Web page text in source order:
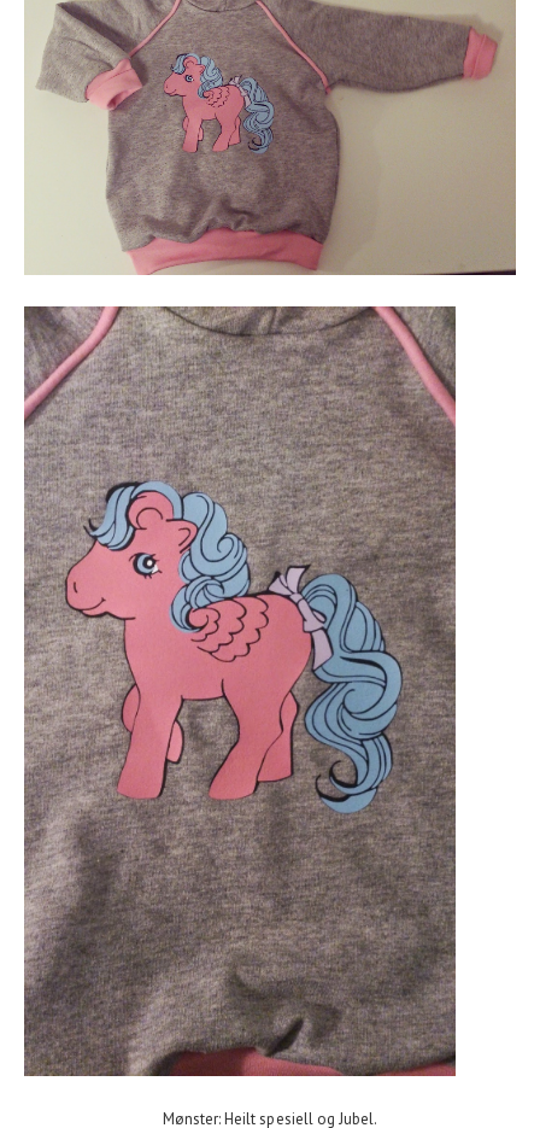
Mønster: Heilt spesiell og Jubel.